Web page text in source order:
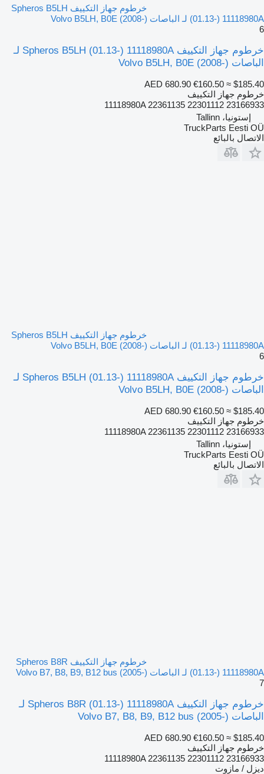
خرطوم جهاز التكييف Spheros B5LH
(01.13-) 11118980A لـ الباصات Volvo B5LH, B0E (2008-)
6
خرطوم جهاز التكييف Spheros B5LH (01.13-) 11118980A لـ
الباصات Volvo B5LH, B0E (2008-)
AED 680.90 €160.50 ≈ $185.40
خرطوم جهاز التكييف
11118980A 22361135 22301112 23166933
إستونيا، Tallinn
TruckParts Eesti OÜ
الاتصال بالبائع
خرطوم جهاز التكييف Spheros B5LH
(01.13-) 11118980A لـ الباصات Volvo B5LH, B0E (2008-)
6
خرطوم جهاز التكييف Spheros B5LH (01.13-) 11118980A لـ
الباصات Volvo B5LH, B0E (2008-)
AED 680.90 €160.50 ≈ $185.40
خرطوم جهاز التكييف
11118980A 22361135 22301112 23166933
إستونيا، Tallinn
TruckParts Eesti OÜ
الاتصال بالبائع
خرطوم جهاز التكييف Spheros B8R
(01.13-) 11118980A لـ الباصات Volvo B7, B8, B9, B12 bus (2005-)
7
خرطوم جهاز التكييف Spheros B8R (01.13-) 11118980A لـ
الباصات Volvo B7, B8, B9, B12 bus (2005-)
AED 680.90 €160.50 ≈ $185.40
خرطوم جهاز التكييف
11118980A 22361135 22301112 23166933
ديزل / مازوت